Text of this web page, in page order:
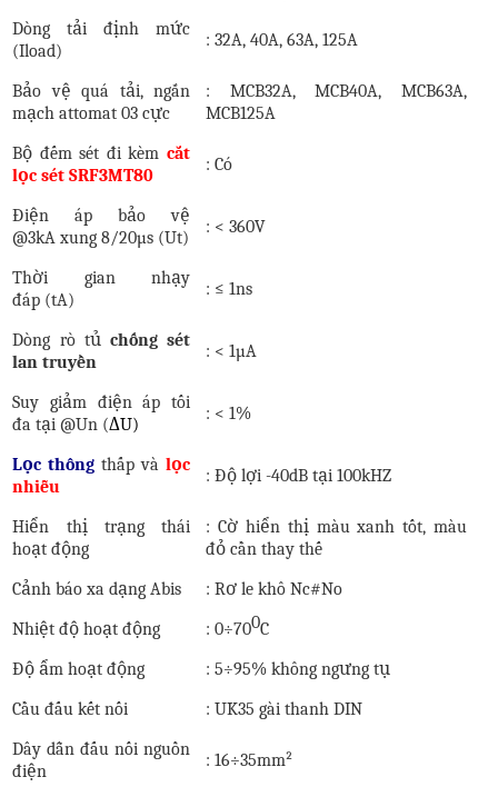
Dòng tải định mức
(Iload)
: 32A, 40A, 63A, 125A
Bảo vệ quá tải, ngắn
mạch attomat 03 cực
: MCB32A, MCB40A, MCB63A,
MCB125A
Bộ đếm sét đi kèm cắt
lọc sét SRF3MT80
: Có
Điện áp bảo vệ
@3kA xung8/20µs (Ut)
: < 360V
Thời gian nhạy
đáp (tA)
: ≤ 1ns
Dòng ròtủ chống sét
lan truyền
: < 1µA
Suy giảm điện áp tối
đa tại @Un (ΔU)
: < 1%
Lọc thông thấp và lọc
nhiễu
:Độ lợi -40dB tại 100kHZ
Hiển thị trạng thái
hoạt động
: Cờ hiển thị màu xanh tốt, màu
đỏ cần thay thế
Cảnh báo xa dạng Abis
:Rơ le khô Nc#No
Nhiệt độ hoạt động
:0÷700C
Độ ẩm hoạt động
:5÷95% không ngưng tụ
Cầu đấu kết nối
:UK35 gài thanh DIN
Dây dẫn đấu nối nguồn
điện
:16÷35mm²